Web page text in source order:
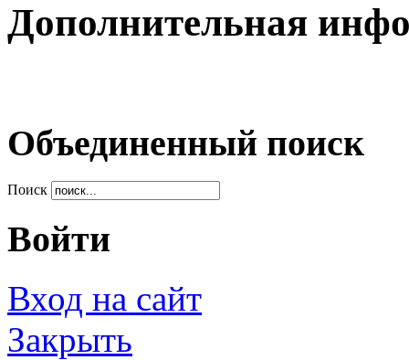
Дополнительная
Объединенный поиск
Поиск
Войти
Вход на сайт
Закрыть